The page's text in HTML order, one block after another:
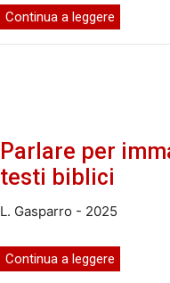
Continua a leggere
Parlare per
testi biblici
L. Gasparro - 2025
Continua a leggere